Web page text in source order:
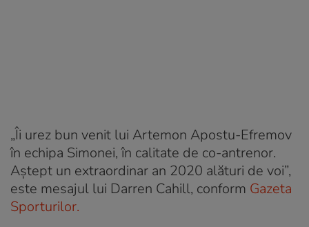
„Îi urez bun venit lui Artemon Apostu-Efremov
în echipa Simonei, în calitate de co-antrenor.
Aştept un extraordinar an 2020 alături de voi”,
este mesajul lui Darren Cahill, conform Gazeta
Sporturilor.